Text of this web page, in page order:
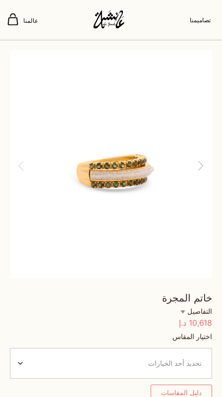
تصاميمنا عالمنا
خاتم المجرة
التفاصيل
10,618 د.إ
اختيار المقاس
دليل المقاسات